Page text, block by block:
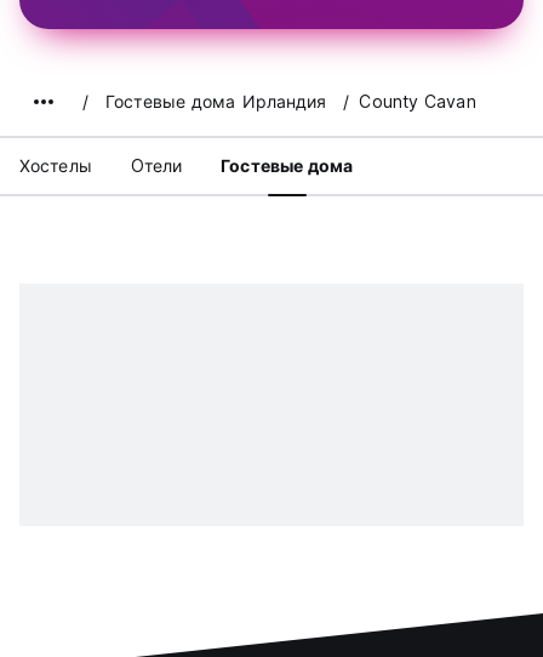
Гостевые дома Ирландия County Cavan
Хостелы Oтели Гостевые дома